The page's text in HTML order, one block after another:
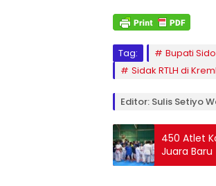
Tag: Bupati
Sidak RTLH di
Editor: Sulis Setiyo
450 Atlet
Juara Baru